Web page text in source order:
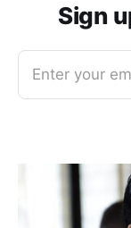
Sign
Enter your